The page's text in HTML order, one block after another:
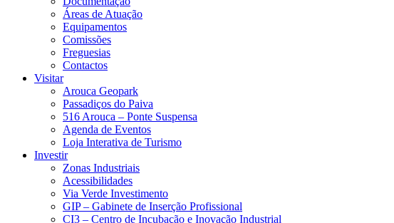
Áreas de Atuação
Equipamentos
Comissões
Freguesias
Contactos
Visitar
Arouca Geopark
Passadiços do Paiva
516 Arouca – Ponte Suspensa
Agenda de Eventos
Loja Interativa de Turismo
Investir
Zonas Industriais
Acessibilidades
Via Verde Investimento
GIP – Gabinete de Inserção Profissional
CI3 – Centro de Incubação e Inovação Industrial